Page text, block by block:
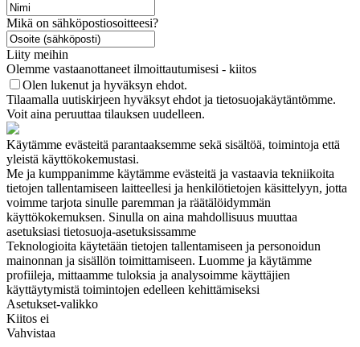
Mikä on sähköpostiosoitteesi?
Liity meihin
Olemme vastaanottaneet ilmoittautumisesi - kiitos
Olen lukenut ja hyväksyn ehdot.
Tilaamalla uutiskirjeen hyväksyt ehdot ja tietosuojakäytäntömme.
Voit aina peruuttaa tilauksen uudelleen.
Käytämme evästeitä parantaaksemme sekä sisältöä, toimintoja että
yleistä käyttökokemustasi.
Me ja kumppanimme käytämme evästeitä ja vastaavia tekniikoita
tietojen tallentamiseen laitteellesi ja henkilötietojen käsittelyyn, jotta
voimme tarjota sinulle paremman ja räätälöidymmän
käyttökokemuksen. Sinulla on aina mahdollisuus muuttaa
asetuksiasi tietosuoja-asetuksissamme
Teknologioita käytetään tietojen tallentamiseen ja personoidun
mainonnan ja sisällön toimittamiseen. Luomme ja käytämme
profiileja, mittaamme tuloksia ja analysoimme käyttäjien
käyttäytymistä toimintojen edelleen kehittämiseksi
Asetukset-valikko
Kiitos ei
Vahvistaa